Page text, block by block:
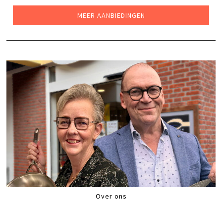
MEER AANBIEDINGEN
Over ons